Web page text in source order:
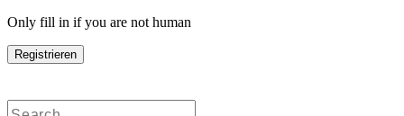
Only fill in if you are not human